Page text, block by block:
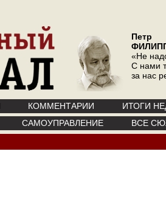
Петр
«Не
С нами
за нас
КОММЕНТАРИИ ИТОГИ
САМОУПРАВЛЕНИЕ
ВСЕ